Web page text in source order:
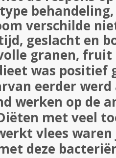
verschilde
geslacht en
granen,
was positief
eerder
werken op de
met veel
vlees
deze